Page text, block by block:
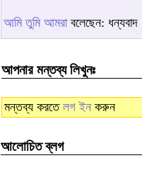
আমি তুমি আমরাবলেছেন: ধন্যবাদ
আপনার মন্তব্য লিখুনঃ
মন্তব্য করতে লগ ইন করুন
আলোচিত ব্লগ